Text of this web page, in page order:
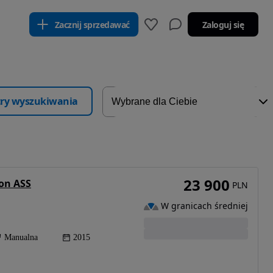
Zacznij sprzedawać Zaloguj się
wyszukiwania
ASS
Manualna 2015
23 900 PLN
W granicach średniej